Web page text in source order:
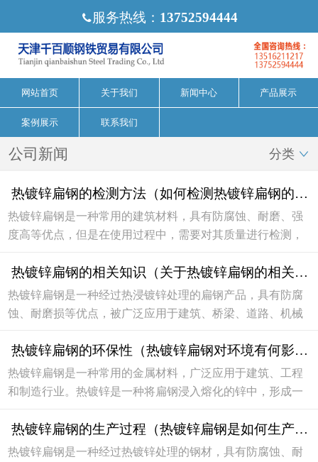
服务热线： 13752594444
网站首页 关于我们 新闻中心 产品展示
案例展示 联系我们
公司新闻 分类 
热镀锌扁钢的检测方法（如何检测热镀锌扁钢的质量）
热镀锌扁钢是一种常用的建筑材料，具有防腐蚀、耐磨、强
度高等优点，但是在使用过程中，需要对其质量进行检测，
外观检测首先，可以通过外观检测来初步判断热镀...
热镀锌扁钢的相关知识（关于热镀锌扁钢的相关知识有哪些）
热镀锌扁钢是一种经过热浸镀锌处理的扁钢产品，具有防腐
蚀、耐磨损等优点，被广泛应用于建筑、桥梁、道路、机械
锌铁合金涂层，提高了扁钢的耐候性和耐腐蚀性。...
热镀锌扁钢的环保性（热镀锌扁钢对环境有何影响）
热镀锌扁钢是一种常用的金属材料，广泛应用于建筑、工程
和制造行业。热镀锌是一种将扁钢浸入熔化的锌中，形成一
而，热镀锌扁钢在生产过程中会对环境造成一定的...
热镀锌扁钢的生产过程（热镀锌扁钢是如何生产的）
热镀锌扁钢是一种经过热镀锌处理的钢材，具有防腐蚀、耐